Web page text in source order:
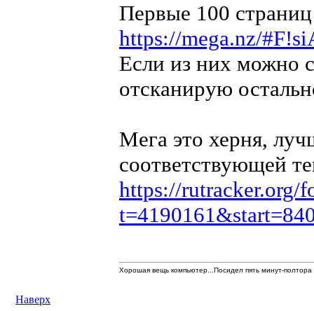
Первые 100
https://mega.nz/
Если из них можно
отсканирую
Мега это херня,
соответствующей
https://rutracker.org/
Наверх
Хорошая вещь компьютер...Посидел пять минут-